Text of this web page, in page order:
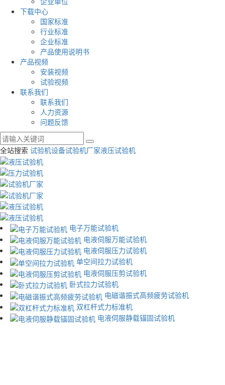
下载中心
国家标准
行业标准
企业标准
产品使用说明书
产品视频
安装视频
试验视频
联系我们
联系我们
人力资源
问题反馈
全站搜索 试验机设备试验机厂家液压试验机
电子万能试验机
电液伺服万能试验机
电液伺服压力试验机
单空间拉力试验机
电液伺服压剪试验机
卧式拉力试验机
电磁谐振式高频疲劳试验机
双杠杆式力标准机
电液伺服静载锚固试验机